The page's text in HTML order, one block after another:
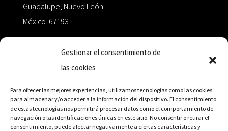
Gestionar el consentimiento de
las cookies
Para ofrecer las mejores experiencias, utilizamos tecnologías como las cookies
para almacenar y/o acceder a la información del dispositivo. El consentimiento
de estas tecnologías nos permitirá procesar datos como el comportamiento de
navegación o las identificaciones únicas en este sitio. No consentir o retirar el
consentimiento, puede afectar negativamente a ciertas características y
Guadalupe, Nuevo León
México 67193
+52 811.499.5638
RED DE DISTRIBUCIÓN